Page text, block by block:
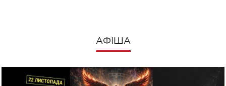
АФІША